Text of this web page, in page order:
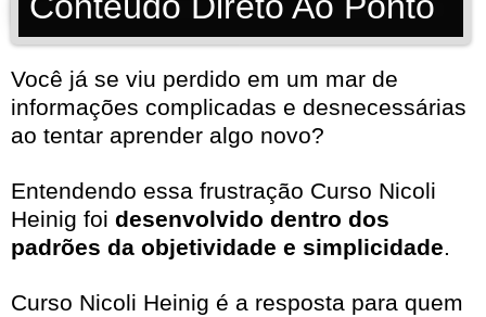
Você já se viu perdido em um mar de
informações complicadas e desnecessárias
ao tentar aprender algo novo?
Entendendo essa frustração Curso Nicoli
Heinig foi desenvolvido dentro dos
padrões da objetividade e simplicidade.
Curso Nicoli Heinig é a resposta para quem